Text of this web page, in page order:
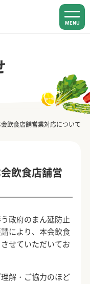
MENU
飲食店舗営業対応について
飲食店舗営
政府のまん延防止
により、本会飲食
せていただいてお
解・ご協力のほど